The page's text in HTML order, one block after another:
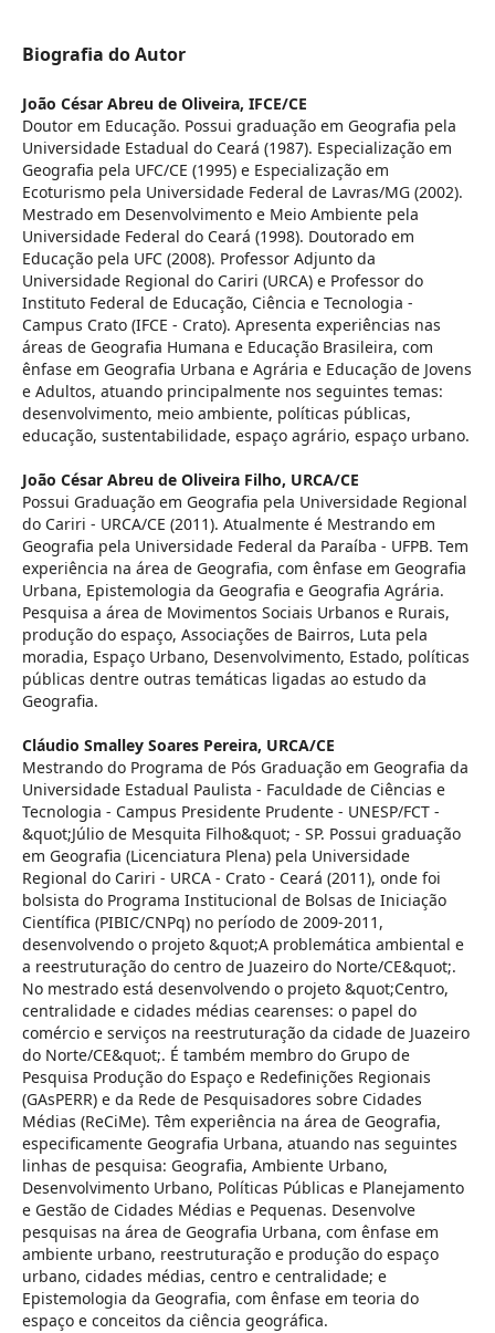
Biografia do Autor
João César Abreu de Oliveira, IFCE/CE
Doutor em Educação. Possui graduação em Geografia pela
Universidade Estadual do Ceará (1987). Especialização em
Geografia pela UFC/CE (1995) e Especialização em
Ecoturismo pela Universidade Federal de Lavras/MG (2002).
Mestrado em Desenvolvimento e Meio Ambiente pela
Universidade Federal do Ceará (1998). Doutorado em
Educação pela UFC (2008). Professor Adjunto da
Universidade Regional do Cariri (URCA) e Professor do
Instituto Federal de Educação, Ciência e Tecnologia -
Campus Crato (IFCE - Crato). Apresenta experiências nas
áreas de Geografia Humana e Educação Brasileira, com
ênfase em Geografia Urbana e Agrária e Educação de Jovens
e Adultos, atuando principalmente nos seguintes temas:
desenvolvimento, meio ambiente, políticas públicas,
educação, sustentabilidade, espaço agrário, espaço urbano.
João César Abreu de Oliveira Filho, URCA/CE
Possui Graduação em Geografia pela Universidade Regional
do Cariri - URCA/CE (2011). Atualmente é Mestrando em
Geografia pela Universidade Federal da Paraíba - UFPB. Tem
experiência na área de Geografia, com ênfase em Geografia
Urbana, Epistemologia da Geografia e Geografia Agrária.
Pesquisa a área de Movimentos Sociais Urbanos e Rurais,
produção do espaço, Associações de Bairros, Luta pela
moradia, Espaço Urbano, Desenvolvimento, Estado, políticas
públicas dentre outras temáticas ligadas ao estudo da
Geografia.
Cláudio Smalley Soares Pereira, URCA/CE
Mestrando do Programa de Pós Graduação em Geografia da
Universidade Estadual Paulista - Faculdade de Ciências e
Tecnologia - Campus Presidente Prudente - UNESP/FCT -
&quot;Júlio de Mesquita Filho&quot; - SP. Possui graduação
em Geografia (Licenciatura Plena) pela Universidade
Regional do Cariri - URCA - Crato - Ceará (2011), onde foi
bolsista do Programa Institucional de Bolsas de Iniciação
Científica (PIBIC/CNPq) no período de 2009-2011,
desenvolvendo o projeto &quot;A problemática ambiental e
a reestruturação do centro de Juazeiro do Norte/CE&quot;.
No mestrado está desenvolvendo o projeto &quot;Centro,
centralidade e cidades médias cearenses: o papel do
comércio e serviços na reestruturação da cidade de Juazeiro
do Norte/CE&quot;. É também membro do Grupo de
Pesquisa Produção do Espaço e Redefinições Regionais
(GAsPERR) e da Rede de Pesquisadores sobre Cidades
Médias (ReCiMe). Têm experiência na área de Geografia,
especificamente Geografia Urbana, atuando nas seguintes
linhas de pesquisa: Geografia, Ambiente Urbano,
Desenvolvimento Urbano, Políticas Públicas e Planejamento
e Gestão de Cidades Médias e Pequenas. Desenvolve
pesquisas na área de Geografia Urbana, com ênfase em
ambiente urbano, reestruturação e produção do espaço
urbano, cidades médias, centro e centralidade; e
Epistemologia da Geografia, com ênfase em teoria do
espaço e conceitos da ciência geográfica.